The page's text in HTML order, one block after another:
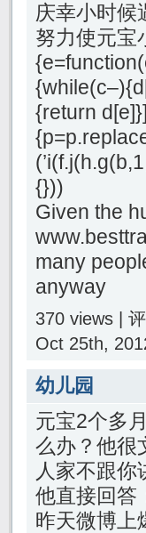
庆幸小时候
努力使元宝
{return
{}))
Given the
many
anyway
370 views |
Oct 25th,
幼儿园
元宝2个多
么办？他很
人家不跟
他直接回答
昨天微博上